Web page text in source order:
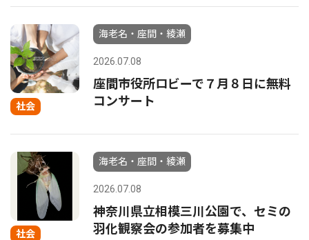
社会
海老名・座間・綾瀬
2026.07.08
座間市役所ロビーで７月８日に無料
コンサート
社会
海老名・座間・綾瀬
2026.07.08
神奈川県立相模三川公園で、セミの
羽化観察会の参加者を募集中